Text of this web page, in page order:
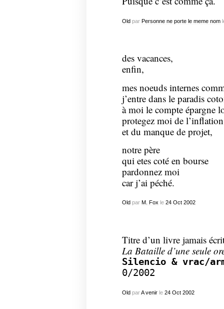
Oldpar Personne ne porte le meme nom
des vacances,
enfin,
mes noeuds internes
j’entre dans le paradis
à moi le compte épargne
protegez moi de l’inflation
et du manque de projet,
notre père
qui etes coté en bourse
pardonnez moi
car j’ai péché.
Old par M. Foxle 24 Oct 2002
Titre d’un livre jamais
La Bataille d’une seule
Silencio & vrac/
0/2002
Old parA venirle 24 Oct 2002